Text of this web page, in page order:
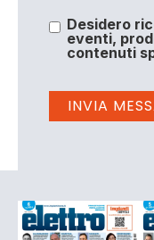
Desidero
eventi,
contenuti